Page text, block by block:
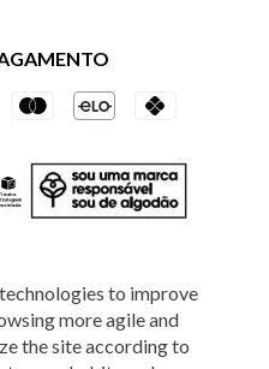
to improve
more agile and
the site according to